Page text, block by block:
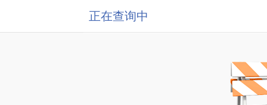
正在查询中